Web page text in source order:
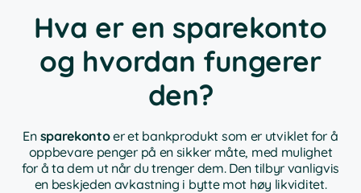
Hva er en sparekonto
og hvordan fungerer
den?
En sparekontoer et bankprodukt som er utviklet for å
oppbevare penger på en sikker måte, med mulighet
for å ta dem ut når du trenger dem. Den tilbyr vanligvis
en beskjeden avkastning i bytte mot høy likviditet.